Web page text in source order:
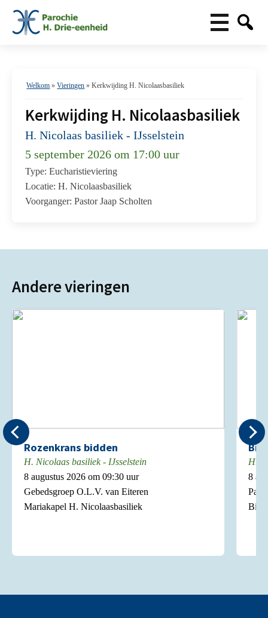
Welkom »Vieringen »Kerkwijding H. Nicolaasbasiliek
Kerkwijding H. Nicolaasbasiliek
H. Nicolaas basiliek - IJsselstein
5 september 2026 om 17:00 uur
Type: Eucharistieviering
Locatie: H. Nicolaasbasiliek
Voorganger: Pastor Jaap Scholten
Andere vieringen
Rozenkrans bidden
H. Nicolaas basiliek - IJsselstein
8 augustus 2026 om 09:30 uur
Gebedsgroep O.L.V. van Eiteren
Mariakapel H. Nicolaasbasiliek
H.
8